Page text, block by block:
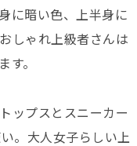
に暗い色、上半身に
しゃれ上級者さんは
す。
ップスとスニーカー
。大人女子らしい上